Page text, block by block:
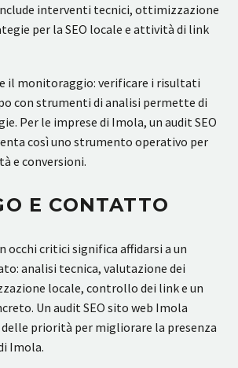
interventi tecnici, ottimizzazione
per la SEO locale e attività di link
il monitoraggio: verificare i risultati
con strumenti di analisi permette di
Per le imprese di Imola, un audit SEO
così uno strumento operativo per
e conversioni.
E CONTATTO
occhi critici significa affidarsi a un
analisi tecnica, valutazione dei
locale, controllo dei link e un
Un audit SEO sito web Imola
priorità per migliorare la presenza
Imola.